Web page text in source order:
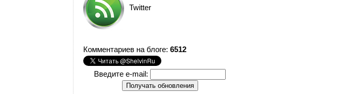
Twitter
Комментариев на блоге: 6512
Введите e-mail: